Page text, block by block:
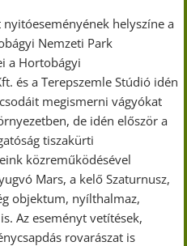
helyszíne a
Nemzeti Park
a Hortobágyi
és a Terepszemle Stúdió idén
megismerni vágyókat
de idén először a
tiszakürti
közreműködésével
Mars, a kelő Szaturnusz,
objektum, nyílthalmaz,
Az eseményt vetítések,
rovarászat is